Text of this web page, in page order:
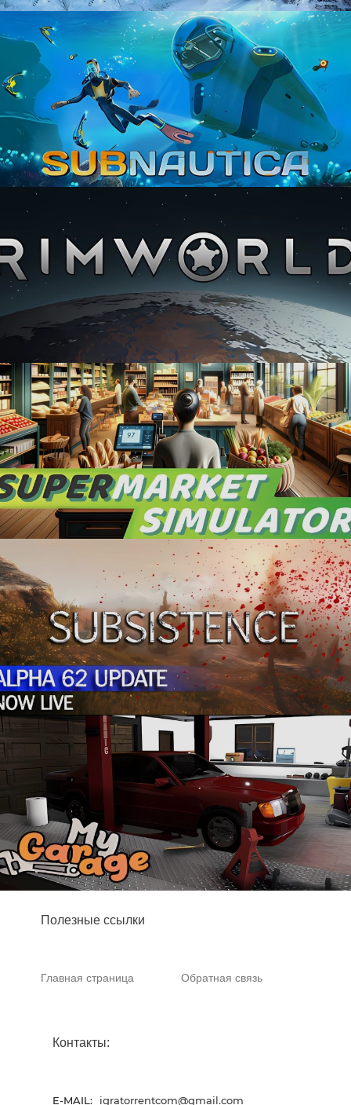
Полезные ссылки
Главная страница Обратная связь
Контакты:
E-MAIL: igratorrentcom@gmail.com